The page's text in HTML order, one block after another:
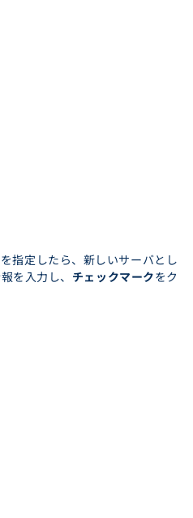
指定したら、新しいサーバとし
を入力し、 チェックマークをク